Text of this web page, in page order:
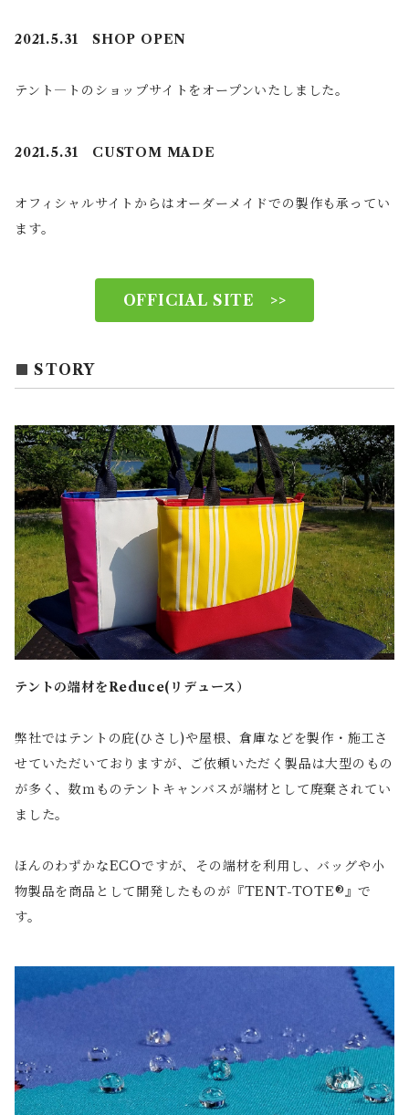
2021.5.31 SHOP OPEN
テント―トのショップサイトをオープンいたしました。
2021.5.31 CUSTOM MADE
オフィシャルサイトからはオーダーメイドでの製作も承ってい
ます。
OFFICIAL SITE >>
STORY
テントの端材をReduce(リデュース）
弊社ではテントの庇(ひさし)や屋根、倉庫などを製作・施工さ
せていただいておりますが、ご依頼いただく製品は大型のもの
が多く、数ｍものテントキャンバスが端材として廃棄されてい
ました。
ほんのわずかなECOですが、その端材を利用し、バッグや小
物製品を商品として開発したものが『TENT-TOTE®』で
す。